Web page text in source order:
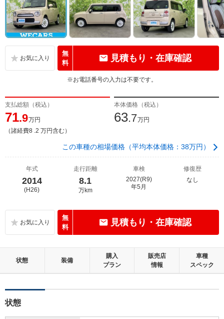
無
料
見積もり・在庫確認
※お電話番号の入力は不要です。
支払総額（税込）
71.9万円
（諸経費8 .2 万円含む）
本体価格（税込）
63.7万円
この車種の相場価格（平均本体価格：38万円）
年式
2014
(H26)
走行距離
8.1
万km
車検
2027(R9)
年5月
修復歴
なし
無
料
見積もり・在庫確認
状態 装備
購入
プラン
販売店
情報
車種
スペック
状態